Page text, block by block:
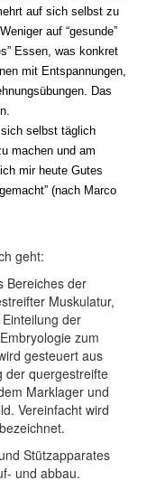
auf sich selbst zu
auf “gesunde”
Essen, was konkret
mit Entspannungen,
Das
selbst täglich
machen und am
mir heute Gutes
(nach Marco
geht:
Bereiches der
Muskulatur,
der
zum
gesteuert aus
der quergestreifte
Marklager und
Vereinfacht wird
Stützapparates
und abbau.